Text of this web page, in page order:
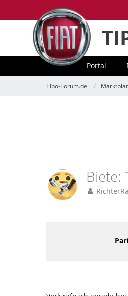
Portal
Tipo-Forum.de
Biete